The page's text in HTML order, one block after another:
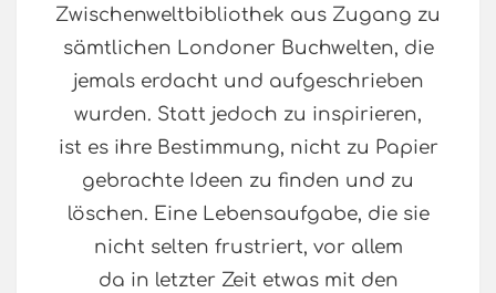
Zwischenweltbibliothek aus Zugang zu
sämtlichen Londoner Buchwelten, die
jemals erdacht und aufgeschrieben
wurden. Statt jedoch zu inspirieren,
ist es ihre Bestimmung, nicht zu Papier
gebrachte Ideen zu finden und zu
löschen. Eine Lebensaufgabe, die sie
nicht selten frustriert, vor allem
da in letzter Zeit etwas mit den